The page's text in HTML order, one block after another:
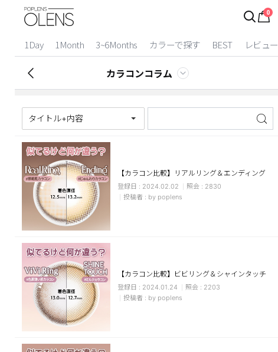
0
1Day 1Month 3~6Months カラーで探す BEST レビュー
2 Weeks
3~6 Months
チョコ
ブラック
ピンク
カラコンコラム
タイトル+内容
【カラコン比較】リアルリング＆エンディング
2024.02.02
2830
by poplens
【カラコン比較】ビビリング＆シャインタッチ
2024.01.24
2203
by poplens